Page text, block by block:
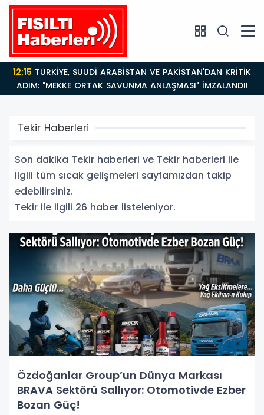
12:15
ADIM: "MEKKE ORTAK SAVUNMA ANLAŞMASI" İMZALANDI!
Tekir Haberleri
Son dakika Tekir haberleri ve Tekir haberleri ile
ilgili tüm sıcak gelişmeleri sayfamızdan takip
edebilirsiniz.
Tekir ile ilgili 26 haber listeleniyor.
Özdoğanlar Group’un Dünya Markası
BRAVA Sektörü Sallıyor: Otomotivde Ezber
Bozan Güç!